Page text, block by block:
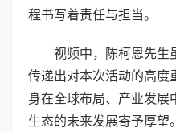
程书写着责任与担当。
视频中，陈柯恩先生
传递出对本次活动的高度
身在全球布局、产业发展
生态的未来发展寄予厚望。